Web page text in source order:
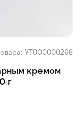
УТ000000268
кремом
г